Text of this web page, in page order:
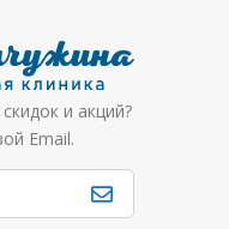
и акций?
Email.